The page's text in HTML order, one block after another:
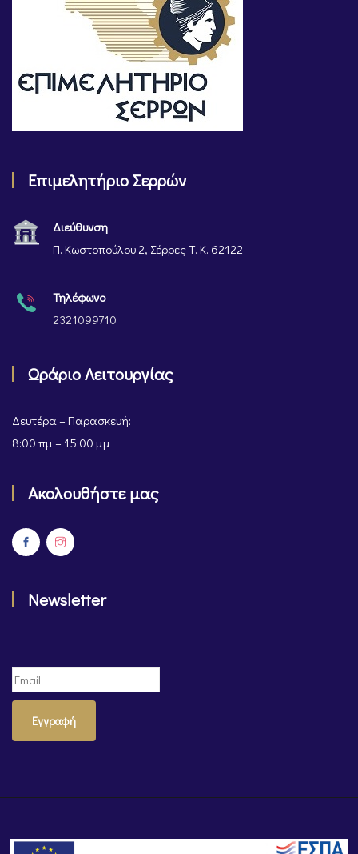
Επιμελητήριο Σερρών
Διεύθυνση
Π. Κωστοπούλου 2, Σέρρες Τ. Κ. 62122
Τηλέφωνο
2321099710
Ωράριο Λειτουργίας
Δευτέρα – Παρασκευή:
8:00 πμ – 15:00 μμ
Ακολουθήστε μας
Newsletter
Εγγραφή